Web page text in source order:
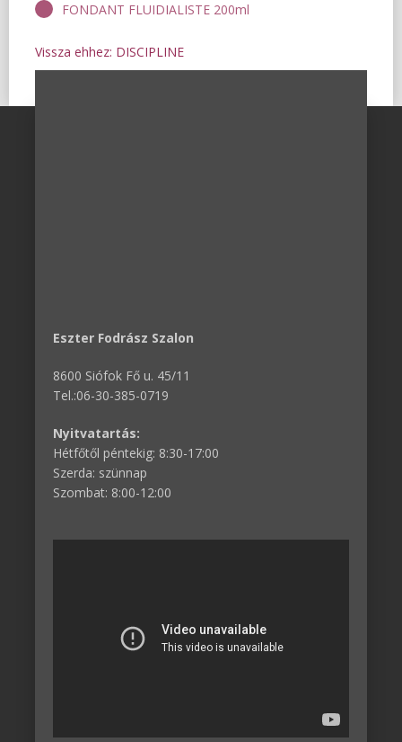
FONDANT FLUIDIALISTE 200ml
Vissza ehhez: DISCIPLINE
Eszter Fodrász Szalon
8600 Siófok Fő u. 45/11
Tel.:06-30-385-0719
Nyitvatartás:
Hétfőtől péntekig: 8:30-17:00
Szerda: szünnap
Szombat: 8:00-12:00